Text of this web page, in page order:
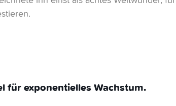
für exponentielles Wachstum.